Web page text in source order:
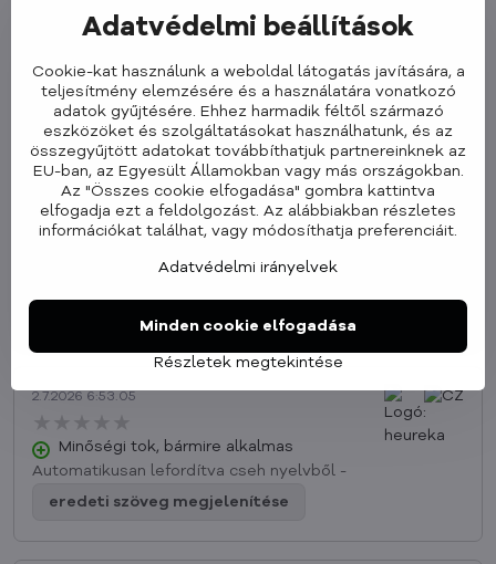
5/5
★★★★★
★★★★★
★★★★★
Értékelés hozzáadása
★★★★★
★★★★★
★★★★★
★★★★★
★★★★★
★★★★★ 0x
2.7.2026 6:53.05
★★★★★
★★★★★
★★★★★
Minőségi tok, bármire alkalmas
Automatikusan lefordítva cseh nyelvből -
eredeti szöveg megjelenítése
Adatvédelmi beállítások
Cookie-kat használunk a weboldal látogatás javítására, a
teljesítmény elemzésére és a használatára vonatkozó
adatok gyűjtésére. Ehhez harmadik féltől származó
eszközöket és szolgáltatásokat használhatunk, és az
összegyűjtött adatokat továbbíthatjuk partnereinknek az
EU-ban, az Egyesült Államokban vagy más országokban.
Az "Összes cookie elfogadása" gombra kattintva
elfogadja ezt a feldolgozást. Az alábbiakban részletes
információkat találhat, vagy módosíthatja preferenciáit.
Adatvédelmi irányelvek
Részletek megtekintése
Minden cookie elfogadása